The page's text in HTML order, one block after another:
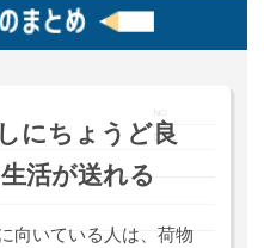
にちょうど良
活が送れる
向いている人は、荷物